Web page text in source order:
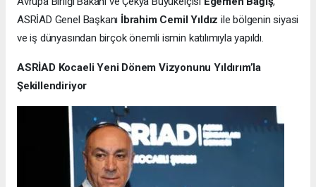
ASRİAD Genel Başkanı İbrahim Cemil Yıldız ile bölgenin siyasi
ve iş dünyasından birçok önemli ismin katılımıyla yapıldı.
ASRİAD Kocaeli Yeni Dönem Vizyonunu Yıldırım’la
Şekillendiriyor